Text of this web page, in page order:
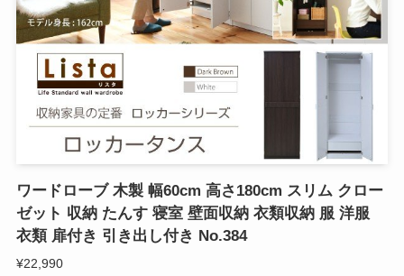
ワードローブ 木製 幅60cm 高さ180cm スリム クロー
ゼット 収納 たんす 寝室 壁面収納 衣類収納 服 洋服
衣類 扉付き 引き出し付き No.384
¥22,990